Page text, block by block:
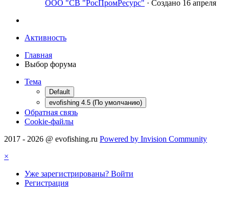
ООО "СВ "РосПромРесурс" · Создано 16 апреля
Активность
Главная
Выбор форума
Тема
Default
evofishing 4.5 (По умолчанию)
Обратная связь
Cookie-файлы
2017 - 2026 @ evofishing.ru Powered by Invision Community
×
Уже зарегистрированы? Войти
Регистрация